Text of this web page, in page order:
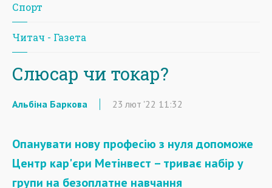
Спорт
Читач - Газета
Слюсар чи токар?
Альбіна Баркова 23 лют '22 11:32
Опанувати нову професію з нуля допоможе
Центр кар'єри Метінвест – триває набір у
групи на безоплатне навчання